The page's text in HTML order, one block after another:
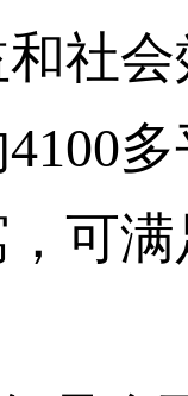
社
可